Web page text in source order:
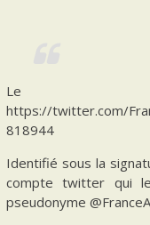
Le
https://twitter.com/
818944
Identifié sous la
compte twitter qui
pseudonyme